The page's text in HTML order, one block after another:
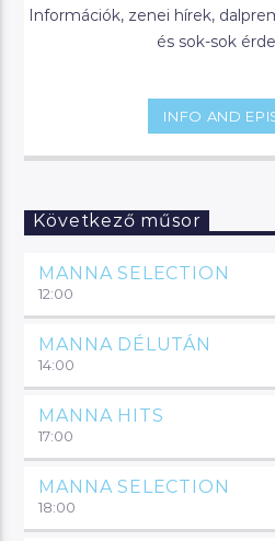
Információk, zenei hírek,
és sok-sok
INFO AND
Következő műsor
MANNA SELECTION
12:00
MANNA DÉLUTÁN
14:00
MANNA HITS
17:00
MANNA SELECTION
18:00